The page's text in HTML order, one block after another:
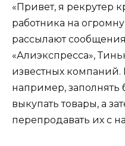
«Привет, я рекрутер
работника на
рассылают
«Алиэкспресса»,
известных компаний.
например, заполнять
выкупать товары, а
перепродавать их с